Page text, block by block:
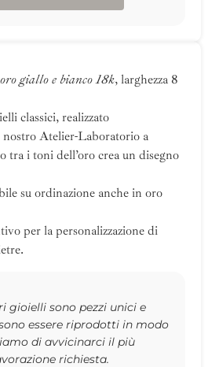
giallo e bianco 18k, larghezza 8
classici, realizzato
nostro Atelier-Laboratorio a
tra i toni dell’oro crea un disegno
su ordinazione anche in oro
per la personalizzazione di
gioielli sono pezzi unici e
essere riprodotti in modo
di avvicinarci il più
richiesta.